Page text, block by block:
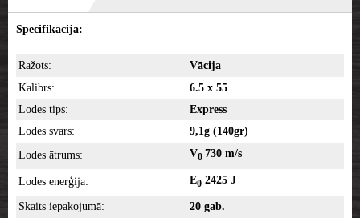
Specifikācija:
Ražots:
Vācija
Kalibrs:
6.5 x 55
Lodes tips:
Express
Lodes svars:
9,1g (140gr)
Lodes ātrums:
V0 730 m/s
Lodes enerģija: E0 2425 J
Skaits iepakojumā: 20 gab.